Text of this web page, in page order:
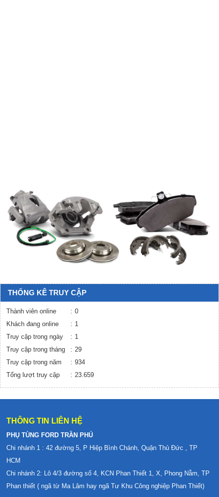
THỐNG KÊ TRUY CẬP
Thành viên online
0
Khách đang online
1
Truy cập trong ngày
1
Truy cập trong tháng
29
Truy cập trong năm
934
Tổng lượt truy cập
23.659
THÔNG TIN LIÊN HỆ
PHỤ TÙNG FORD TRẦN PHÚ
Chi nhánh 1 : 42 đường 5, P Hiệp Bình Chánh, Quận Thủ Đức , TP
HCM
Chi nhánh 2: Lô 4/3 đường số 4, KCN Phan Thiết 1, X, Phong Nẫm, TP
Phan thiết ( ngã từ Ma Lâm hay ngã Tư Khu Công nghiệp Phan Thiết)